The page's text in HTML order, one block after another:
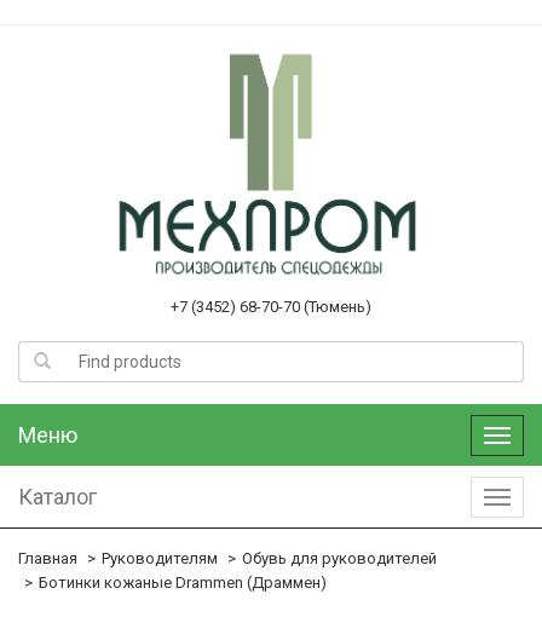
+7 (3452) 68-70-70 (Тюмень)
Меню
Меню
Каталог
Главная Руководителям
Обувь для руководителей
Ботинки кожаные Drammen (Драммен)